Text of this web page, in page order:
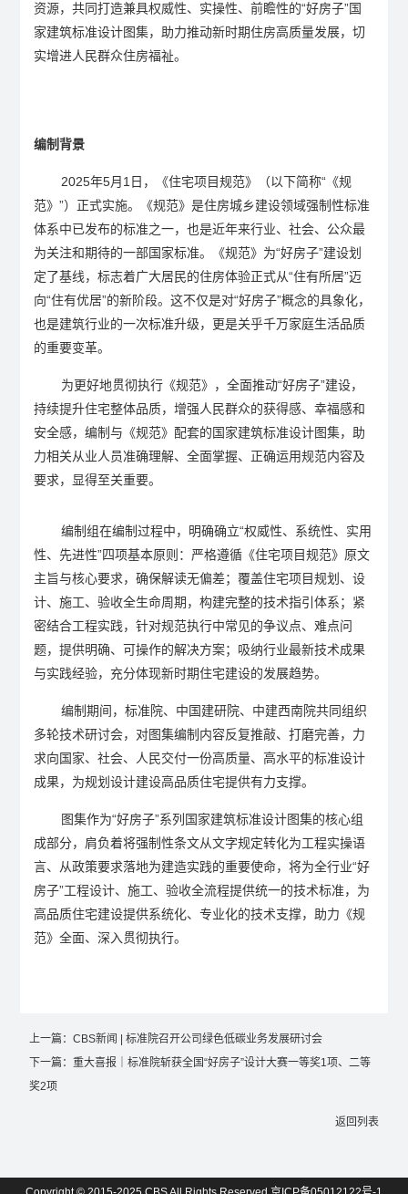
资源，共同打造兼具权威性、实操性、前瞻性的“好房子”国
家建筑标准设计图集，助力推动新时期住房高质量发展，切
实增进人民群众住房福祉。
编制背景
2025年5月1日，《住宅项目规范》（以下简称“《规
范》”）正式实施。《规范》是住房城乡建设领域强制性标准
体系中已发布的标准之一，也是近年来行业、社会、公众最
为关注和期待的一部国家标准。《规范》为“好房子”建设划
定了基线，标志着广大居民的住房体验正式从“住有所居”迈
向“住有优居”的新阶段。这不仅是对“好房子”概念的具象化，
也是建筑行业的一次标准升级，更是关乎千万家庭生活品质
的重要变革。
为更好地贯彻执行《规范》，全面推动“好房子”建设，
持续提升住宅整体品质，增强人民群众的获得感、幸福感和
安全感，编制与《规范》配套的国家建筑标准设计图集，助
力相关从业人员准确理解、全面掌握、正确运用规范内容及
要求，显得至关重要。
编制组在编制过程中，明确确立“权威性、系统性、实用
性、先进性”四项基本原则：严格遵循《住宅项目规范》原文
主旨与核心要求，确保解读无偏差；覆盖住宅项目规划、设
计、施工、验收全生命周期，构建完整的技术指引体系；紧
密结合工程实践，针对规范执行中常见的争议点、难点问
题，提供明确、可操作的解决方案；吸纳行业最新技术成果
与实践经验，充分体现新时期住宅建设的发展趋势。
编制期间，标准院、中国建研院、中建西南院共同组织
多轮技术研讨会，对图集编制内容反复推敲、打磨完善，力
求向国家、社会、人民交付一份高质量、高水平的标准设计
成果，为规划设计建设高品质住宅提供有力支撑。
图集作为“好房子”系列国家建筑标准设计图集的核心组
成部分，肩负着将强制性条文从文字规定转化为工程实操语
言、从政策要求落地为建造实践的重要使命，将为全行业“好
房子”工程设计、施工、验收全流程提供统一的技术标准，为
高品质住宅建设提供系统化、专业化的技术支撑，助力《规
范》全面、深入贯彻执行。
上一篇：CBS新闻 | 标准院召开公司绿色低碳业务发展研讨会
下一篇：重大喜报｜标准院斩获全国“好房子”设计大赛一等奖1项、二等
奖2项
返回列表